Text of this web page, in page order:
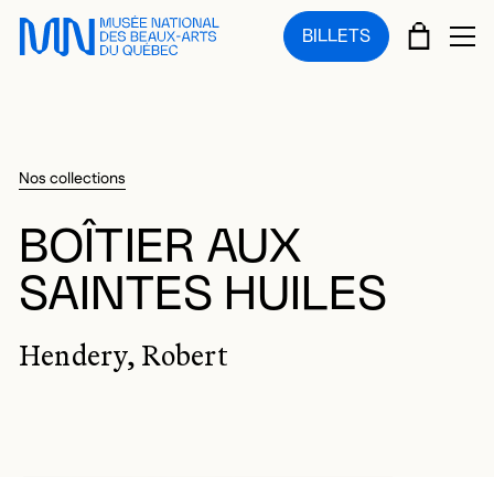
Sauter au menu principal
Sauter au contenu principal
Sauter au pied de page
BILLETS PANIER
Nos collections
BOÎTIER AUX
SAINTES HUILES
Hendery, Robert